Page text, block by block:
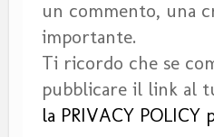
un commento, una
importante.
Ti ricordo che se
pubblicare il link al
la PRIVACY